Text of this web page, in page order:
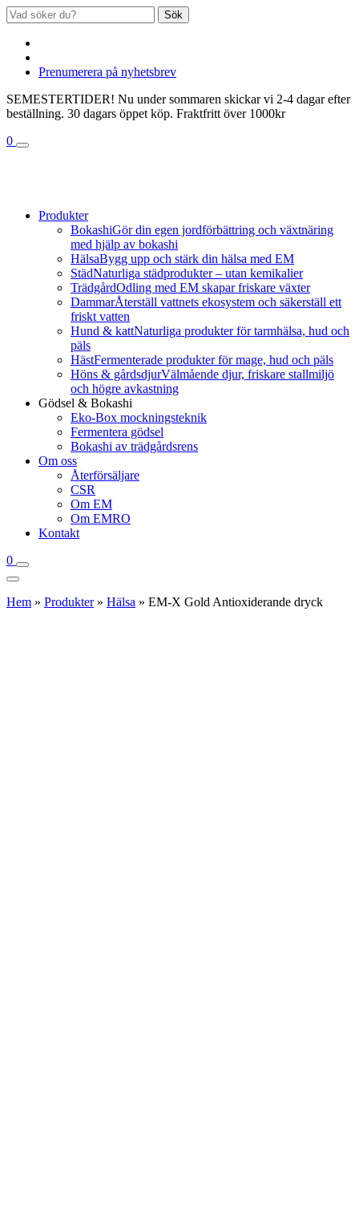
Sök
Prenumerera på nyhetsbrev
SEMESTERTIDER! Nu under sommaren skickar vi 2-4 dagar efter
beställning. 30 dagars öppet köp. Fraktfritt över 1000kr
0
Produkter
BokashiGör din egen jordförbättring och växtnäring
med hjälp av bokashi
HälsaBygg upp och stärk din hälsa med EM
StädNaturliga städprodukter – utan kemikalier
TrädgårdOdling med EM skapar friskare växter
DammarÅterställ vattnets ekosystem och säkerställ ett
friskt vatten
Hund & kattNaturliga produkter för tarmhälsa, hud och
päls
HästFermenterade produkter för mage, hud och päls
Höns & gårdsdjurVälmående djur, friskare stallmiljö
och högre avkastning
Gödsel & Bokashi
Eko-Box mockningsteknik
Fermentera gödsel
Bokashi av trädgårdsrens
Om oss
Återförsäljare
CSR
Om EM
Om EMRO
Kontakt
0
Hem » Produkter» Hälsa » EM-X Gold Antioxiderande dryck